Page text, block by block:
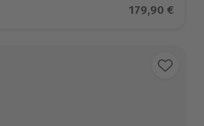
basierend auf 12 Bewertungen
Aktueller
179,90 €